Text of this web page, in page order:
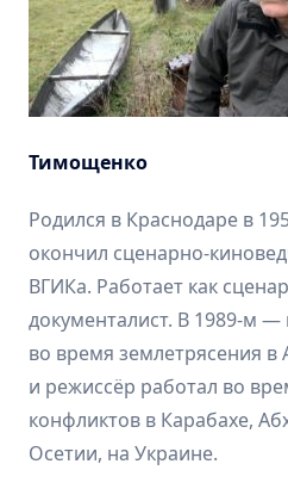
Тимощенко
Родился в Краснодаре в
окончил сценарно-
ВГИКа. Работает как
документалист. В 1989-м
во время землетрясения
и режиссёр работал во
конфликтов в Карабахе,
Осетии, на Украине.